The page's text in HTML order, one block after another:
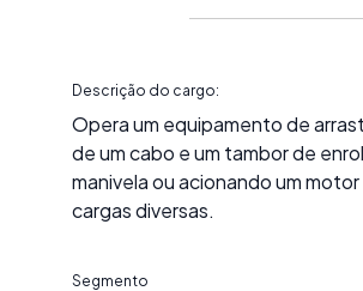
Descrição do cargo:
Opera um equipamento de
de um cabo e um tambor de
manivela ou acionando um
cargas diversas.
Segmento